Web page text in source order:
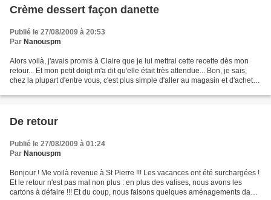
Crème dessert façon danette
Publié le 27/08/2009 à 20:53
Par Nanouspm
Alors voilà, j'avais promis à Claire que je lui mettrai cette recette dès mon
retour... Et mon petit doigt m'a dit qu'elle était très attendue... Bon, je sais,
chez la plupart d'entre vous, c'est plus simple d'aller au magasin et d'acheter
De retour
Publié le 27/08/2009 à 01:24
Par Nanouspm
Bonjour ! Me voilà revenue à St Pierre !!! Les vacances ont été surchargées !
Et le retour n'est pas mal non plus : en plus des valises, nous avons les
cartons à défaire !!! Et du coup, nous faisons quelques aménagements dans